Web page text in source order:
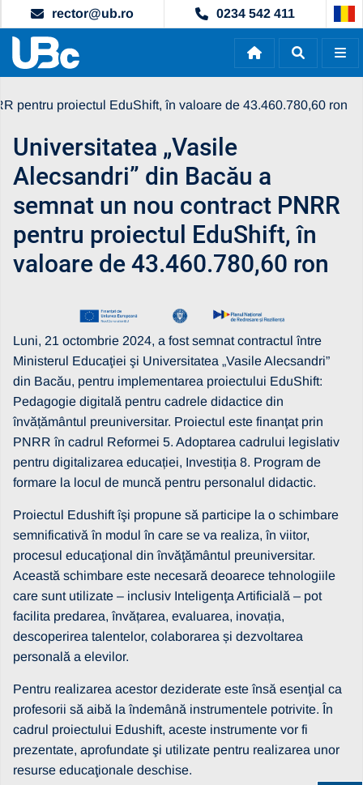
rector@ub.ro 0234 542 411
pentru proiectul EduShift, în valoare de 43.460.780,60 ron
Universitatea „Vasile
Alecsandri” din Bacău a
semnat un nou contract PNRR
pentru proiectul EduShift, în
valoare de 43.460.780,60 ron
Luni, 21 octombrie 2024, a fost semnat contractul între
Ministerul Educaţiei şi Universitatea „Vasile Alecsandri”
din Bacău, pentru implementarea proiectului EduShift:
Pedagogie digitală pentru cadrele didactice din
învățământul preuniversitar. Proiectul este finanţat prin
PNRR în cadrul Reformei 5. Adoptarea cadrului legislativ
pentru digitalizarea educației, Investiția 8. Program de
formare la locul de muncă pentru personalul didactic.
Proiectul Edushift îşi propune să participe la o schimbare
semnificativă în modul în care se va realiza, în viitor,
procesul educaţional din învăţământul preuniversitar.
Această schimbare este necesară deoarece tehnologiile
care sunt utilizate – inclusiv Inteligenţa Artificială – pot
facilita predarea, învățarea, evaluarea, inovația,
descoperirea talentelor, colaborarea și dezvoltarea
personală a elevilor.
Pentru realizarea acestor deziderate este însă esenţial ca
profesorii să aibă la îndemână instrumentele potrivite. În
cadrul proiectului Edushift, aceste instrumente vor fi
prezentate, aprofundate şi utilizate pentru realizarea unor
resurse educaţionale deschise.